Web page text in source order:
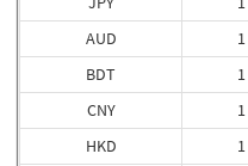
AUD
BDT
CNY
HKD
1
1
1
1